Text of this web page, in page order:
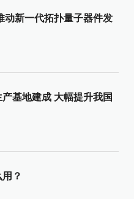
动新一代拓扑量子器件发
基地建成 大幅提升我国
？